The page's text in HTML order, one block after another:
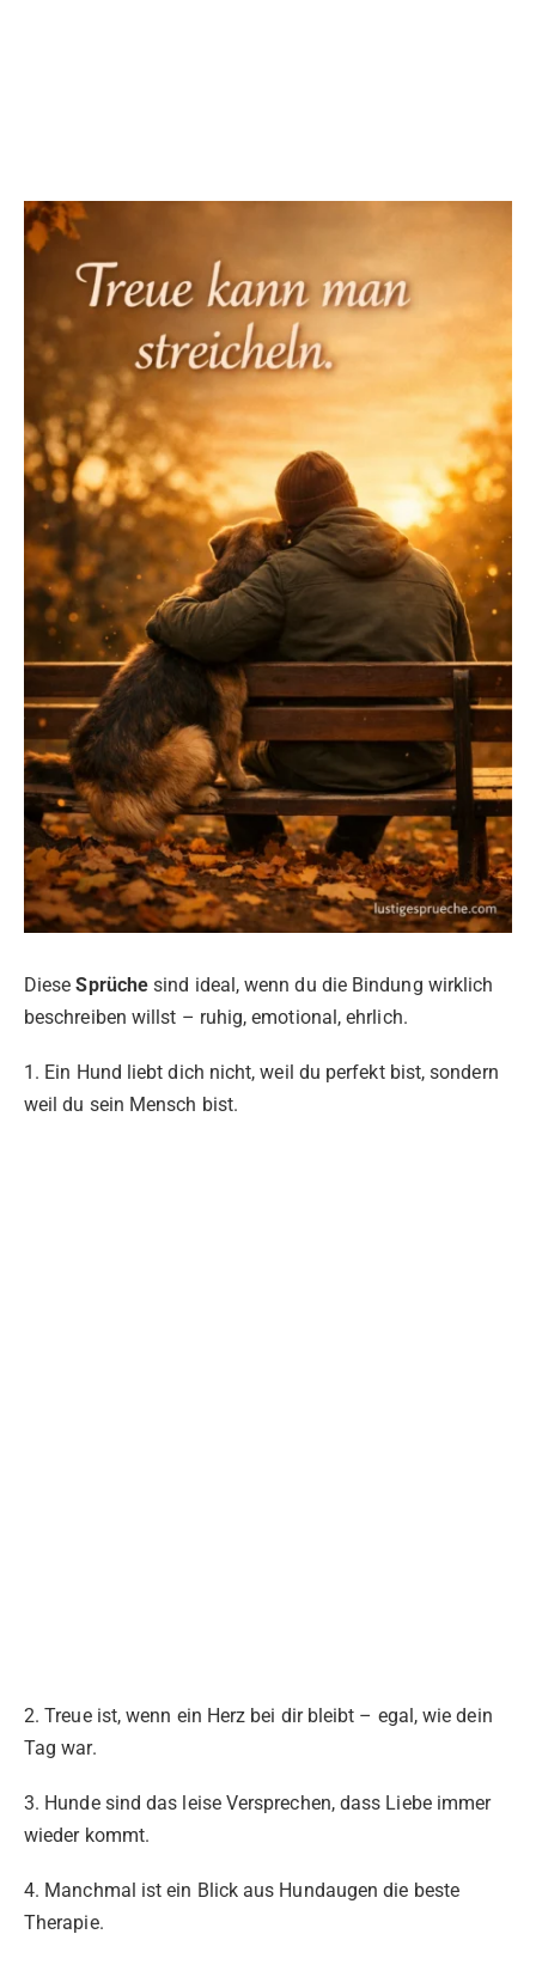
DieseSprüche sind ideal, wenn du die Bindung wirklich
beschreiben willst – ruhig, emotional, ehrlich.
1. Ein Hund liebt dich nicht, weil du perfekt bist, sondern
weil du sein Mensch bist.
2. Treue ist, wenn ein Herz bei dir bleibt – egal, wie dein
Tag war.
3. Hunde sind das leise Versprechen, dass Liebe immer
wieder kommt.
4. Manchmal ist ein Blick aus Hundaugen die beste
Therapie.